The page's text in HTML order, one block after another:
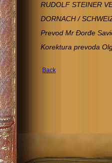
RUDOLF STEINER
DORNACH /
Prevod Mr Đorđe
Korektura prevoda
Back